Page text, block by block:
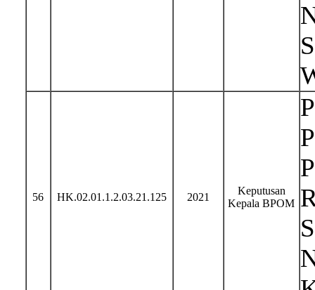
56 HK.02.01.1.2.03.21.125 2021
Keputusan
Kepala BPOM